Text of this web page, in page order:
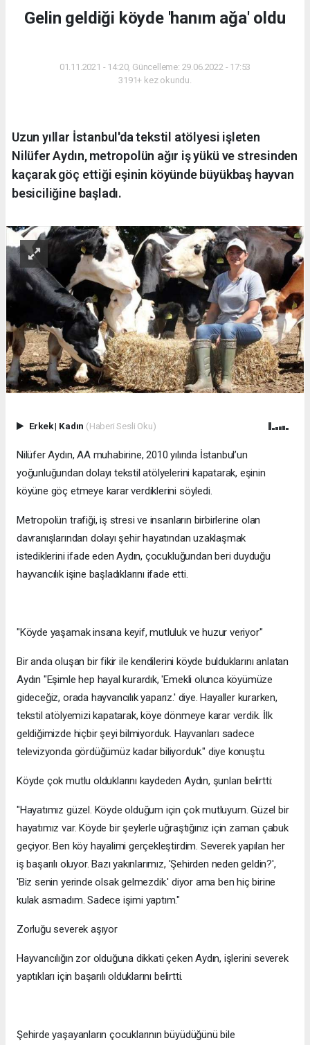
Gelin geldiği köyde 'hanım ağa' oldu
01.11.2021 - 14:20, Güncelleme: 29.06.2022 - 17:53
3191+ kez okundu.
Uzun yıllar İstanbul'da tekstil atölyesi işleten
Nilüfer Aydın, metropolün ağır iş yükü ve stresinden
kaçarak göç ettiği eşinin köyünde büyükbaş hayvan
besiciliğine başladı.
Erkek| Kadın (Haberi Sesli Oku)
Nilüfer Aydın, AA muhabirine, 2010 yılında İstanbul’un
yoğunluğundan dolayı tekstil atölyelerini kapatarak, eşinin
köyüne göç etmeye karar verdiklerini söyledi.
Metropolün trafiği, iş stresi ve insanların birbirlerine olan
davranışlarından dolayı şehir hayatından uzaklaşmak
istediklerini ifade eden Aydın, çocukluğundan beri duyduğu
hayvancılık işine başladıklarını ifade etti.
"Köyde yaşamak insana keyif, mutluluk ve huzur veriyor"
Bir anda oluşan bir fikir ile kendilerini köyde bulduklarını anlatan
Aydın "Eşimle hep hayal kurardık, 'Emekli olunca köyümüze
gideceğiz, orada hayvancılık yaparız.' diye. Hayaller kurarken,
tekstil atölyemizi kapatarak, köye dönmeye karar verdik. İlk
geldiğimizde hiçbir şeyi bilmiyorduk. Hayvanları sadece
televizyonda gördüğümüz kadar biliyorduk." diye konuştu.
Köyde çok mutlu olduklarını kaydeden Aydın, şunları belirtti:
"Hayatımız güzel. Köyde olduğum için çok mutluyum. Güzel bir
hayatımız var. Köyde bir şeylerle uğraştığınız için zaman çabuk
geçiyor. Ben köy hayalimi gerçekleştirdim. Severek yapılan her
iş başarılı oluyor. Bazı yakınlarımız, 'Şehirden neden geldin?',
'Biz senin yerinde olsak gelmezdik.' diyor ama ben hiç birine
kulak asmadım. Sadece işimi yaptım."
Zorluğu severek aşıyor
Hayvancılığın zor olduğuna dikkati çeken Aydın, işlerini severek
yaptıkları için başarılı olduklarını belirtti.
Şehirde yaşayanların çocuklarının büyüdüğünü bile